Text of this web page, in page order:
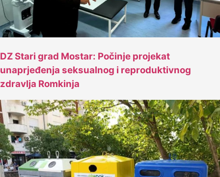
DZ Stari grad Mostar: Počinje projekat
unaprjeđenja seksualnog i reproduktivnog
zdravlja Romkinja